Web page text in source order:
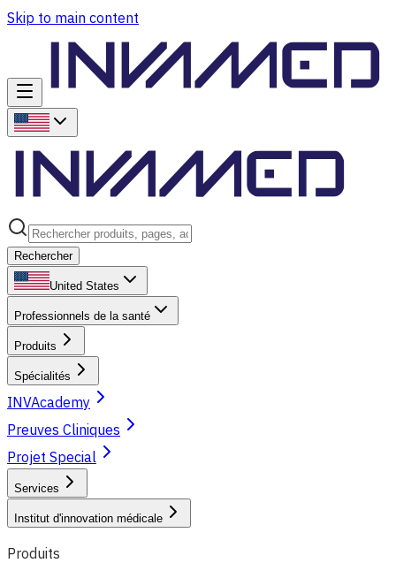
Skip to main content
Rechercher
United States
Professionnels de la santé
Produits
Spécialités
INVAcademy
Preuves Cliniques
Projet Special
Services
Institut d'innovation médicale
Produits